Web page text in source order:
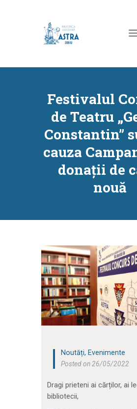
Festivalul
de Teatru
Constantin”
cauza
donații de
nouă
CATALOG ONLINE
RESURSE
SERVICII
INFORMAȚII UTILE
BLOG
CONTACT
CONTUL MEU
Noutăți,Evenimente
Posted on 26/05/2022
Dragi prieteni ai cărților, ai
bibliotecii,